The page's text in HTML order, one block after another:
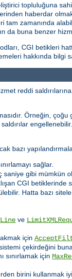
topluluğuna
haberdar
tam zamanında
da buna benzer
CGI betikleri
hakkında bilgi
reddi
Örneğin,
bazı
sağlar.
gibi mümkün
CGI betiklerinde
Hatta bazı
ve
için
çekirdeğini
sınırlamak için
birini kullanmak